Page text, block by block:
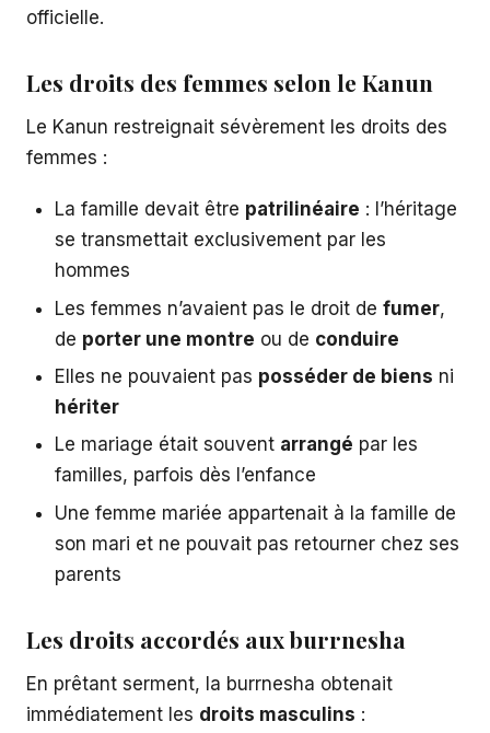
officielle.
Les droits des femmes selon le Kanun
Le Kanun restreignait sévèrement les droits des
femmes :
La famille devait être patrilinéaire : l’héritage
se transmettait exclusivement par les
hommes
Les femmes n’avaient pas le droit de fumer,
de porter une montre ou de conduire
Elles ne pouvaient pas posséder de biens ni
hériter
Le mariage était souvent arrangé par les
familles, parfois dès l’enfance
Une femme mariée appartenait à la famille de
son mari et ne pouvait pas retourner chez ses
parents
Les droits accordés aux burrnesha
En prêtant serment, la burrnesha obtenait
immédiatement les droits masculins :